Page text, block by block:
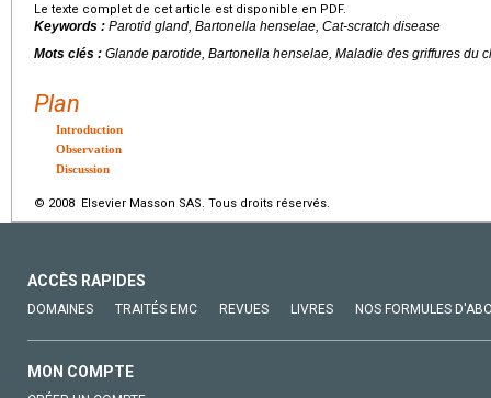
Le texte complet de cet article est disponible en PDF.
Keywords : Parotid gland, Bartonella henselae, Cat-scratch disease
Mots clés : Glande parotide, Bartonella henselae, Maladie des griffures du
Plan
Introduction
Observation
Discussion
© 2008 Elsevier Masson SAS. Tous droits réservés.
ACCÈS RAPIDES
DOMAINES TRAITÉS EMC REVUES LIVRES NOS FORMULES
MON COMPTE